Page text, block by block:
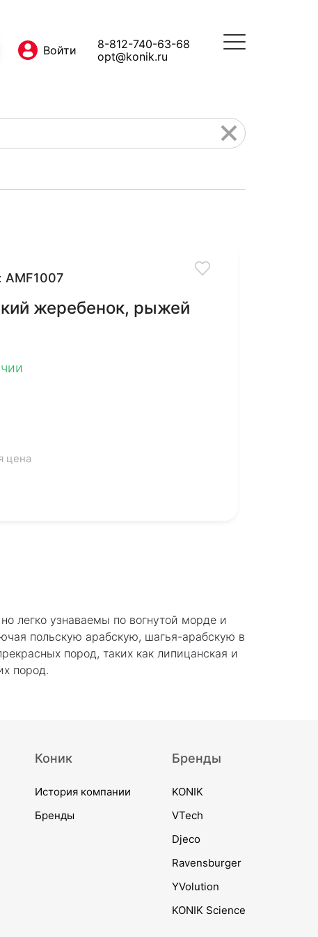
8-812-740-63-68
opt@konik.ru
AMF1007
жеребенок, рыжей
цена
легко узнаваемы по вогнутой морде и
польскую арабскую, шагья-арабскую в
пород, таких как липицанская и
пород.
Коник
История компании
Бренды
Бренды
KONIK
VTech
Djeco
Ravensburger
YVolution
KONIK Science